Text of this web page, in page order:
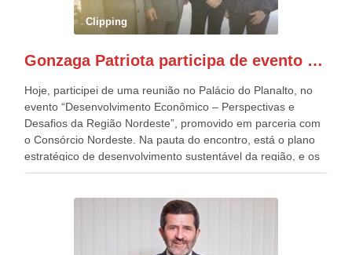
pessoas, só que o número de Patriotas Brasileiros
Independentes, dobrou na Esplanada. Eu, Lula e os
Patriota.
Clipping
Gonzaga Patriota participa de evento em prol do desenvolvimento do Nordeste
Hoje, participei de uma reunião no Palácio do Planalto, no
evento “Desenvolvimento Econômico – Perspectivas e
Desafios da Região Nordeste”, promovido em parceria com
o Consórcio Nordeste. Na pauta do encontro, está o plano
estratégico de desenvolvimento sustentável da região, e os
desafios para a elaboração de políticas públicas, que
evento contou com a presença do Vice-presidente Geraldo
Alckmin, que também ocupa o Ministério do
Desenvolvimento, Indústria, Comércio e Serviços, o ex